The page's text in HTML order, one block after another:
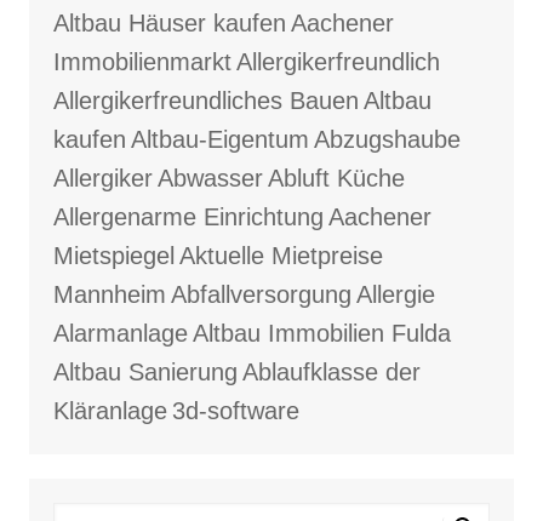
Altbau Häuser kaufen Aachener
ImmobilienmarktAllergikerfreundlich
Allergikerfreundliches Bauen Altbau
kaufen Altbau-Eigentum Abzugshaube
AllergikerAbwasserAbluft Küche
Allergenarme Einrichtung Aachener
Mietspiegel Aktuelle Mietpreise
Mannheim Abfallversorgung Allergie
AlarmanlageAltbau Immobilien Fulda
Altbau Sanierung Ablaufklasse der
Kläranlage 3d-software